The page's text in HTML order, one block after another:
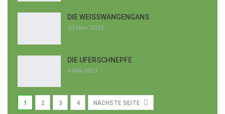
DIE WEISSWANGENGANS
10.Nov. 2021
DIE UFERSCHNEPFE
4.Mai 2021
1 2 3 4 NÄCHSTE SEITE